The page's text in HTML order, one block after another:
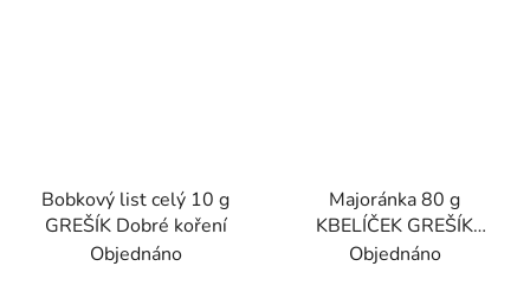
Bobkový list celý 10 g
GREŠÍK Dobré koření
Objednáno
Majoránka 80 g
KBELÍČEK GREŠÍK
Dobré koření
Objednáno